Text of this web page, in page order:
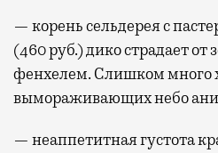
— корень сельдерея с
(460 руб.) дико страдает от
фенхелем. Слишком много
вымораживающих небо
— неаппетитная густота